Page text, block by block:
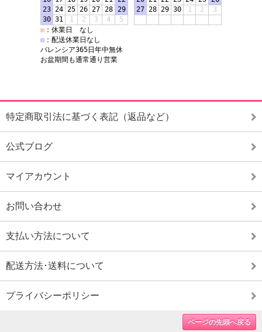
特定商取引法に基づく表記（返品など）
公式ブログ
マイアカウント
お問い合わせ
支払い方法について
配送方法･送料について
プライバシーポリシー
ページの先頭へ戻る